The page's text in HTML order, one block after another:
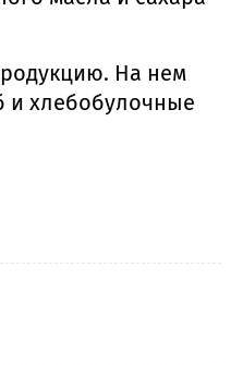
На нем
и хлебобулочные